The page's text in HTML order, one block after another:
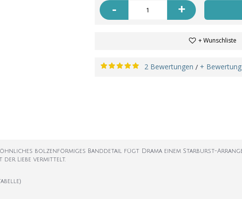
- +
+ Wunschliste
2 Bewertungen / + Bewertung
bolzenförmiges Banddetail fügt Drama einem Starburst-
der Liebe vermittelt.